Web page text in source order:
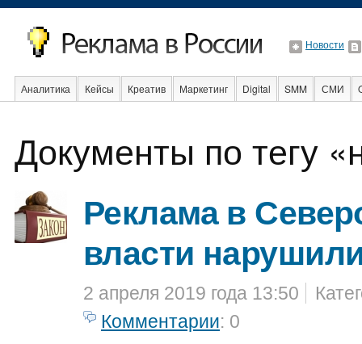
Новости
Аналитика Кейсы Креатив Маркетинг Digital SMM СМИ
Документы по тегу
Реклама в
власти
2 апреля 2019 года 13:50
Комментарии: 0